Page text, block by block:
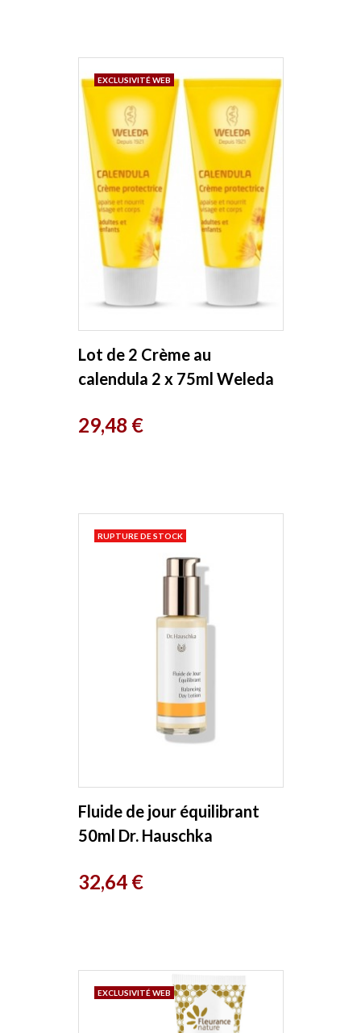
Lot de 2 Crème au
calendula 2 x 75ml Weleda
Prix
29,48 €
EXCLUSIVITÉ WEB
Fluide de jour équilibrant
50ml Dr. Hauschka
Prix
32,64 €
RUPTURE DE STOCK
EXCLUSIVITÉ WEB